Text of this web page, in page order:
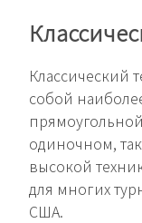
Классический
собой
одиночном,
высокой
для многих
США.